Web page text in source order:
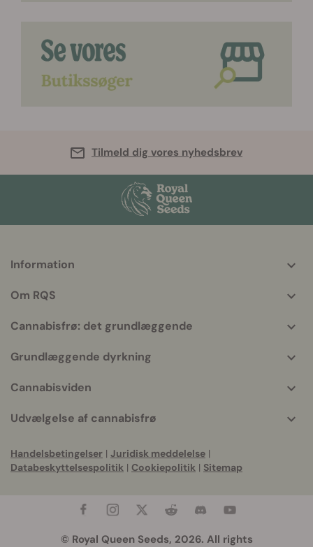
Tilmeld dig vores nyhedsbrev
info
Information
Om RQS
Cannabisfrø: det grundlæggende
Grundlæggende dyrkning
Cannabisviden
Udvælgelse af cannabisfrø
Handelsbetingelser | Juridisk meddelelse |
Databeskyttelsespolitik | Cookiepolitik | Sitemap
© Royal Queen Seeds, 2026. All rights